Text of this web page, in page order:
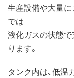
生産設備や大量
では
液化ガスの状態で
ります。
タンク内は、低温